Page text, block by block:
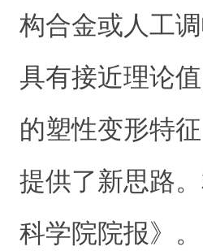
构合金或人工
具有接近理论
的塑性变形特
提供了新思路
科学院院报》。